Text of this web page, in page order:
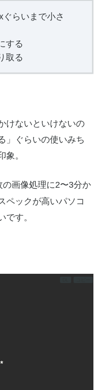
らいまで小さ
する
取る
けないといけないの
」ぐらいの使いみち
象。
の画像処理に2〜3分か
ペックが高いパソコ
です。